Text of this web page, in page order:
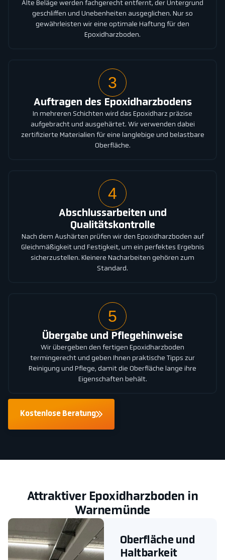
Alte Beläge werden fachgerecht entfernt, der Untergrund
geschliffen und Unebenheiten ausgeglichen. Nur so
gewährleisten wir eine optimale Haftung für den
Epoxidharzboden.
3
Auftragen des Epoxidharzbodens
In mehreren Schichten wird das Epoxidharz präzise
aufgebracht und ausgehärtet. Wir verwenden dabei
zertifizierte Materialien für eine langlebige und belastbare
Oberfläche.
4
Abschlussarbeiten und
Qualitätskontrolle
Nach dem Aushärten prüfen wir den Epoxidharzboden auf
Gleichmäßigkeit und Festigkeit, um ein perfektes Ergebnis
sicherzustellen. Kleinere Nacharbeiten gehören zum
Standard.
5
Übergabe und Pflegehinweise
Wir übergeben den fertigen Epoxidharzboden
termingerecht und geben Ihnen praktische Tipps zur
Reinigung und Pflege, damit die Oberfläche lange ihre
Eigenschaften behält.
Kostenlose Beratung
Attraktiver Epoxidharzboden in
Warnemünde
Oberfläche und
Haltbarkeit